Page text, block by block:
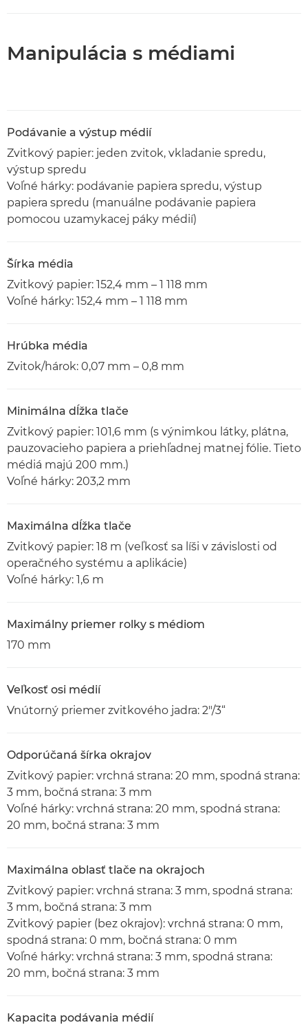
Manipulácia s médiami
Podávanie a výstup médií
Zvitkový papier: jeden zvitok, vkladanie spredu,
výstup spredu
Voľné hárky: podávanie papiera spredu, výstup
papiera spredu (manuálne podávanie papiera
pomocou uzamykacej páky médií)
Šírka média
Zvitkový papier: 152,4 mm – 1 118 mm
Voľné hárky: 152,4 mm – 1 118 mm
Hrúbka média
Zvitok/hárok: 0,07 mm – 0,8 mm
Minimálna dĺžka tlače
Zvitkový papier: 101,6 mm (s výnimkou látky, plátna,
pauzovacieho papiera a priehľadnej matnej fólie. Tieto
médiá majú 200 mm.)
Voľné hárky: 203,2 mm
Maximálna dĺžka tlače
Zvitkový papier: 18 m (veľkosť sa líši v závislosti od
operačného systému a aplikácie)
Voľné hárky: 1,6 m
Maximálny priemer rolky s médiom
170 mm
Veľkosť osi médií
Vnútorný priemer zvitkového jadra: 2"/3“
Odporúčaná šírka okrajov
Zvitkový papier: vrchná strana: 20 mm, spodná strana:
3 mm, bočná strana: 3 mm
Voľné hárky: vrchná strana: 20 mm, spodná strana:
20 mm, bočná strana: 3 mm
Maximálna oblasť tlače na okrajoch
Zvitkový papier: vrchná strana: 3 mm, spodná strana:
3 mm, bočná strana: 3 mm
Zvitkový papier (bez okrajov): vrchná strana: 0 mm,
spodná strana: 0 mm, bočná strana: 0 mm
Voľné hárky: vrchná strana: 3 mm, spodná strana:
20 mm, bočná strana: 3 mm
Kapacita podávania médií